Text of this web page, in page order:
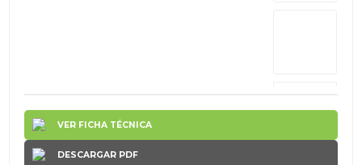
VER FICHA TÉCNICA
DESCARGAR PDF